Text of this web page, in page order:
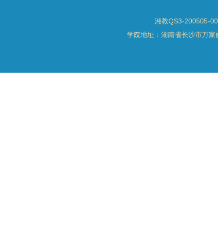
湘教QS3-200505-
学院地址：湖南省长沙市万